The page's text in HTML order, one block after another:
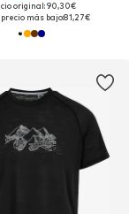
original: 90,30€
más bajo:81,27€